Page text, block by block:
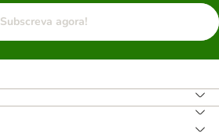
Subscreva agora!